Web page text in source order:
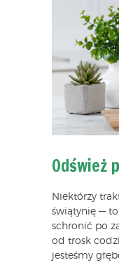
Odśwież
Niektórzy
świątynię —
schronić po
od trosk
jesteśmy